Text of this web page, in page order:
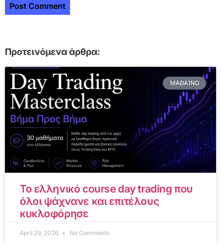
Προτεινόμενα άρθρα:
ΜΑΘΑΊΝΩ
Το ελληνικό course day trading που
όλοι ψάχνανε και επιτέλους
κυκλοφόρησε
April 29, 2026 No Comments